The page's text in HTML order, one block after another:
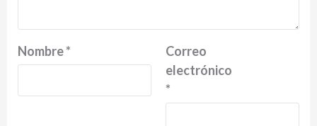
Nombre*
Correo
electrónico
*